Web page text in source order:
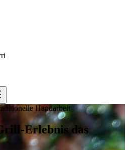
Handarbeit
Erlebnis das